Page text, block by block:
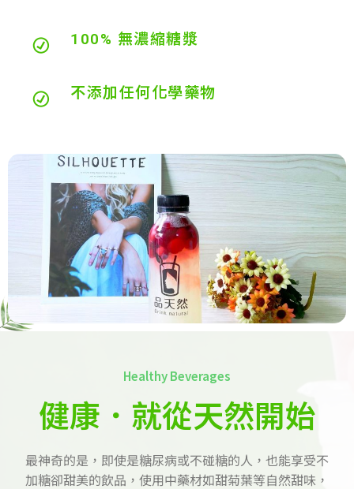
100% 無濃縮糖漿
不添加任何化學藥物
Healthy Beverages
健康．就從天然開始
最神奇的是，即使是糖尿病或不碰糖的人，也能享受不
加糖卻甜美的飲品，使用中藥材如甜菊葉等自然甜味，